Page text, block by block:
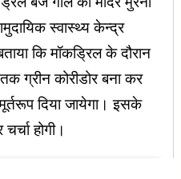
स्वास्थ्य केन्द्र
कि मॉकड्रिल के दौरान
ग्रीन कोरीडोर बना कर
दिया जायेगा। इसके
होगी।